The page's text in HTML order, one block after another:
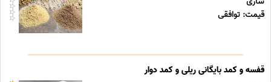
قیمت: توافقی
قفسه و کمد بایگانی ریلی و کمد دوار